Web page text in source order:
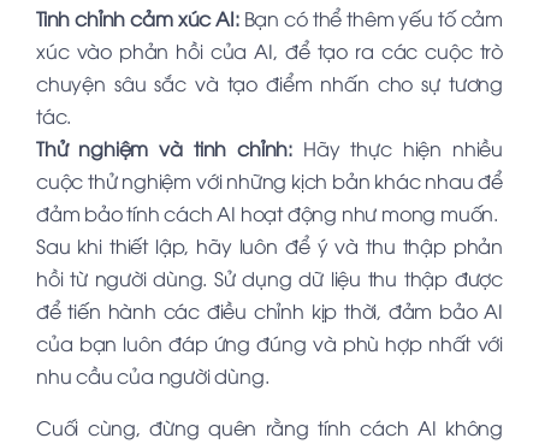
Tinh chỉnh cảm xúc AI:Bạn có thể thêm yếu tố cảm
xúc vào phản hồi của AI, để tạo ra các cuộc trò
chuyện sâu sắc và tạo điểm nhấn cho sự tương
tác.
Thử nghiệm và tinh chỉnh: Hãy thực hiện nhiều
cuộc thử nghiệm với những kịch bản khác nhau để
đảm bảo tính cách AI hoạt động như mong muốn.
Sau khi thiết lập, hãy luôn để ý và thu thập phản
hồi từ người dùng. Sử dụng dữ liệu thu thập được
để tiến hành các điều chỉnh kịp thời, đảm bảo AI
của bạn luôn đáp ứng đúng và phù hợp nhất với
nhu cầu của người dùng.
Cuối cùng, đừng quên rằng tính cách AI không